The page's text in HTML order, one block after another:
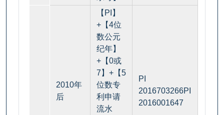
2010年
后
【PI】
+【4位
数公元
纪年】
+【0或
7】+【5
位数专
利申请
流水
PI
2016703266PI
2016001647